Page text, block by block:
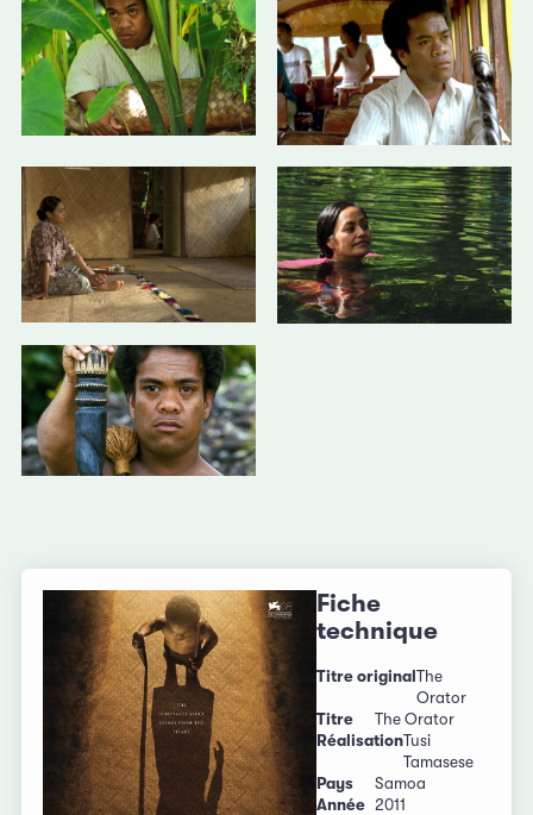
Fiche
technique
Titre original The
Orator
Titre
The Orator
RéalisationTusi
Tamasese
Pays
Samoa
Année 2011